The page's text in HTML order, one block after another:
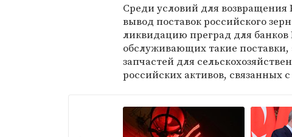
Среди условий для
вывод поставок российского
ликвидацию преград для
обслуживающих такие поставки,
запчастей для
российских активов, связанных